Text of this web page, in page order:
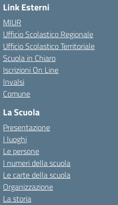
Link Esterni
MIUR
Ufficio Scolastico Regionale
Ufficio Scolastico Territoriale
Scuola in Chiaro
Iscrizioni On Line
Invalsi
Comune
La Scuola
Presentazione
I luoghi
Le persone
I numeri della scuola
Le carte della scuola
Organizzazione
La storia